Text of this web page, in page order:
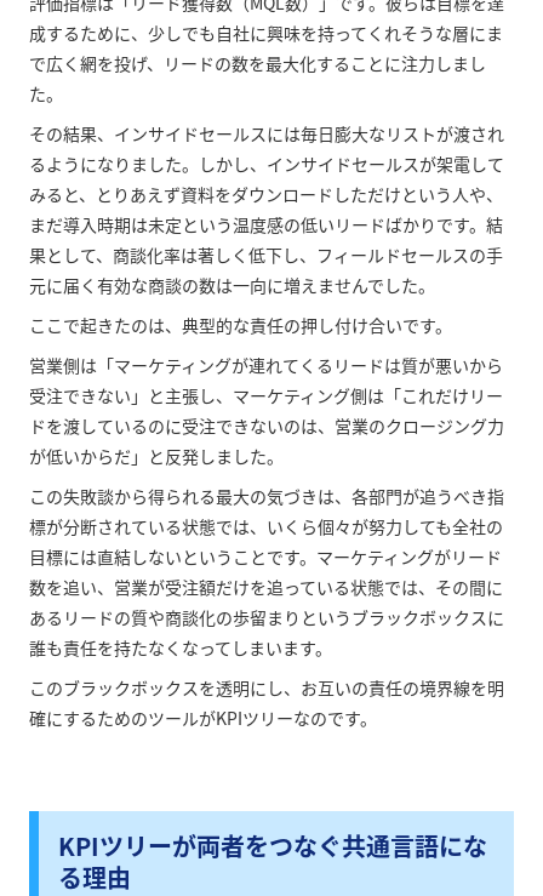
成するために、少しでも自社に興味を持ってくれそうな層にま
で広く網を投げ、リードの数を最大化することに注力しまし
た。
その結果、インサイドセールスには毎日膨大なリストが渡され
るようになりました。しかし、インサイドセールスが架電して
みると、とりあえず資料をダウンロードしただけという人や、
まだ導入時期は未定という温度感の低いリードばかりです。結
果として、商談化率は著しく低下し、フィールドセールスの手
元に届く有効な商談の数は一向に増えませんでした。
ここで起きたのは、典型的な責任の押し付け合いです。
営業側は「マーケティングが連れてくるリードは質が悪いから
受注できない」と主張し、マーケティング側は「これだけリー
ドを渡しているのに受注できないのは、営業のクロージング力
が低いからだ」と反発しました。
この失敗談から得られる最大の気づきは、各部門が追うべき指
標が分断されている状態では、いくら個々が努力しても全社の
目標には直結しないということです。マーケティングがリード
数を追い、営業が受注額だけを追っている状態では、その間に
あるリードの質や商談化の歩留まりというブラックボックスに
誰も責任を持たなくなってしまいます。
このブラックボックスを透明にし、お互いの責任の境界線を明
確にするためのツールがKPIツリーなのです。
KPIツリーが両者をつなぐ共通言語にな
る理由